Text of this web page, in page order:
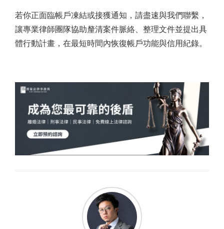
若你正面臨帳戶凍結或接獲通知，請盡速與我們聯繫，
讓專業律師團隊協助釐清案件脈絡、整理文件並提出具
體行動計畫，在最短時間內恢復帳戶功能與信用紀錄。